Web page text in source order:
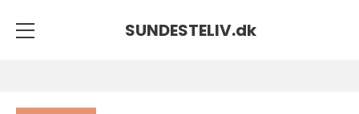
SUNDESTELIV.dk